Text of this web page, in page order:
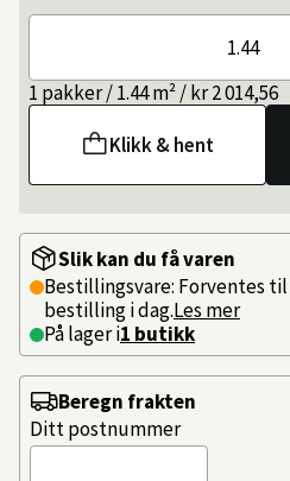
1 pakker / 1.44 m² / kr 2 014,56
Klikk & hent
Slik kan du få varen
Bestillingsvare: Forventes
bestilling i dag.Les mer
På lager i1 butikk
Beregn frakten
Ditt postnummer